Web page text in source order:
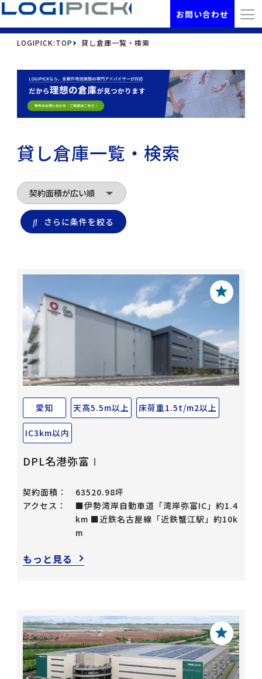
お問い合わせ
LOGIPICK:TOP 貸し倉庫一覧・検索
貸し倉庫一覧・検索
さらに条件を絞る
愛知 天高5.5m以上 床荷重1.5t/m2以上
IC3km以内
DPL名港弥富Ⅰ
契約面積：
63520.98坪
アクセス：
■伊勢湾岸自動車道「湾岸弥富IC」約1.4
km ■近鉄名古屋線「近鉄蟹江駅」約10k
m
もっと見る